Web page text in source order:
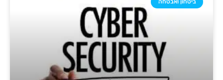
ביטחון ואבטחה